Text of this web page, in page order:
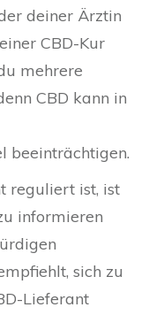
deiner Ärztin
CBD-Kur
mehrere
CBD kann in
beeinträchtigen.
reguliert ist, ist
informieren
sich zu
Lieferant